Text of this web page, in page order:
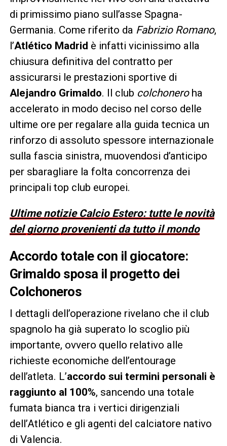
di primissimo piano sull’asse Spagna-
Germania. Come riferito da Fabrizio Romano,
l’Atlético Madrid è infatti vicinissimo alla
chiusura definitiva del contratto per
assicurarsi le prestazioni sportive di
Alejandro Grimaldo. Il club colchoneroha
accelerato in modo deciso nel corso delle
ultime ore per regalare alla guida tecnica un
rinforzo di assoluto spessore internazionale
sulla fascia sinistra, muovendosi d’anticipo
per sbaragliare la folta concorrenza dei
principali top club europei.
Ultime notizie Calcio Estero: tutte le novità
del giorno provenienti da tutto il mondo
Accordo totale con il giocatore:
Grimaldo sposa il progetto dei
Colchoneros
I dettagli dell’operazione rivelano che il club
spagnolo ha già superato lo scoglio più
importante, ovvero quello relativo alle
richieste economiche dell’entourage
dell’atleta. L’accordo sui termini personali è
raggiunto al 100%, sancendo una totale
fumata bianca tra i vertici dirigenziali
dell’Atlético e gli agenti del calciatore nativo
di Valencia.